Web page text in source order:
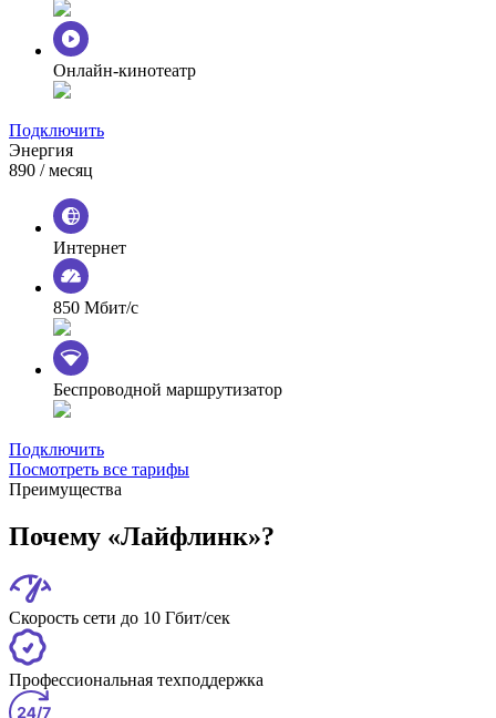
Онлайн-кинотеатр
Подключить
Энергия
890 / месяц
Интернет
850 Мбит/с
Беспроводной маршрутизатор
Подключить
Посмотреть все тарифы
Преимущества
Почему «Лайфлинк»?
Скорость сети до 10 Гбит/сек
Профессиональная техподдержка